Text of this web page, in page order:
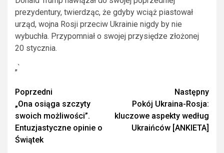
prezydentury, twierdząc, że gdyby wciąż piastował
urząd, wojna Rosji przeciw Ukrainie nigdy by nie
wybuchła. Przypomniał o swojej przysiędze złożonej
20 stycznia.
„`
Zobacz
wpisy
Poprzedni
„Ona osiąga szczyty
swoich możliwości”.
Entuzjastyczne opinie o
Świątek
Następny
Pokój Ukraina-Rosja:
kluczowe aspekty według
Ukraińców [ANKIETA]